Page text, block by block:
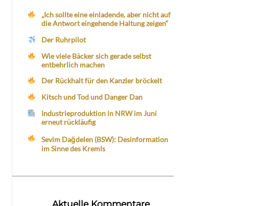
„Ich sollte eine einladende, aber nicht auf
die Antwort eingehende Haltung zeigen“
Der Ruhrpilot
Wie viele Bäcker sich gerade selbst
entbehrlich machen
Der Rückhalt für den Kanzler bröckelt
Kitsch und Tod und Danger Dan
Industrieproduktion in NRW im Juni
erneut rückläufig
Sevim Dağdelen (BSW): Desinformation
im Sinne des Kremls
Aktuelle Kommentare